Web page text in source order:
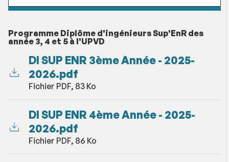
Programme Diplôme d'ingénieurs Sup'EnR des
année 3, 4 et 5 à l'UPVD
DI SUP ENR 3ème Année - 2025-
2026.pdf
Fichier PDF, 83 Ko
DI SUP ENR 4ème Année - 2025-
2026.pdf
Fichier PDF, 86 Ko